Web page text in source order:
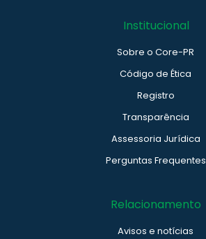
Institucional
Sobre o Core-PR
Código de Ética
Registro
Transparência
Assessoria Jurídica
Perguntas Frequentes
Relacionamento
Avisos e notícias